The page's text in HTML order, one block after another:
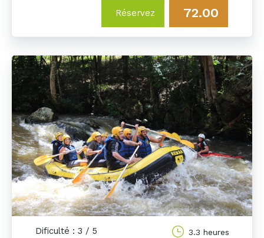
Réservez 72.00
Dificulté : 3 / 5 3.3 heures